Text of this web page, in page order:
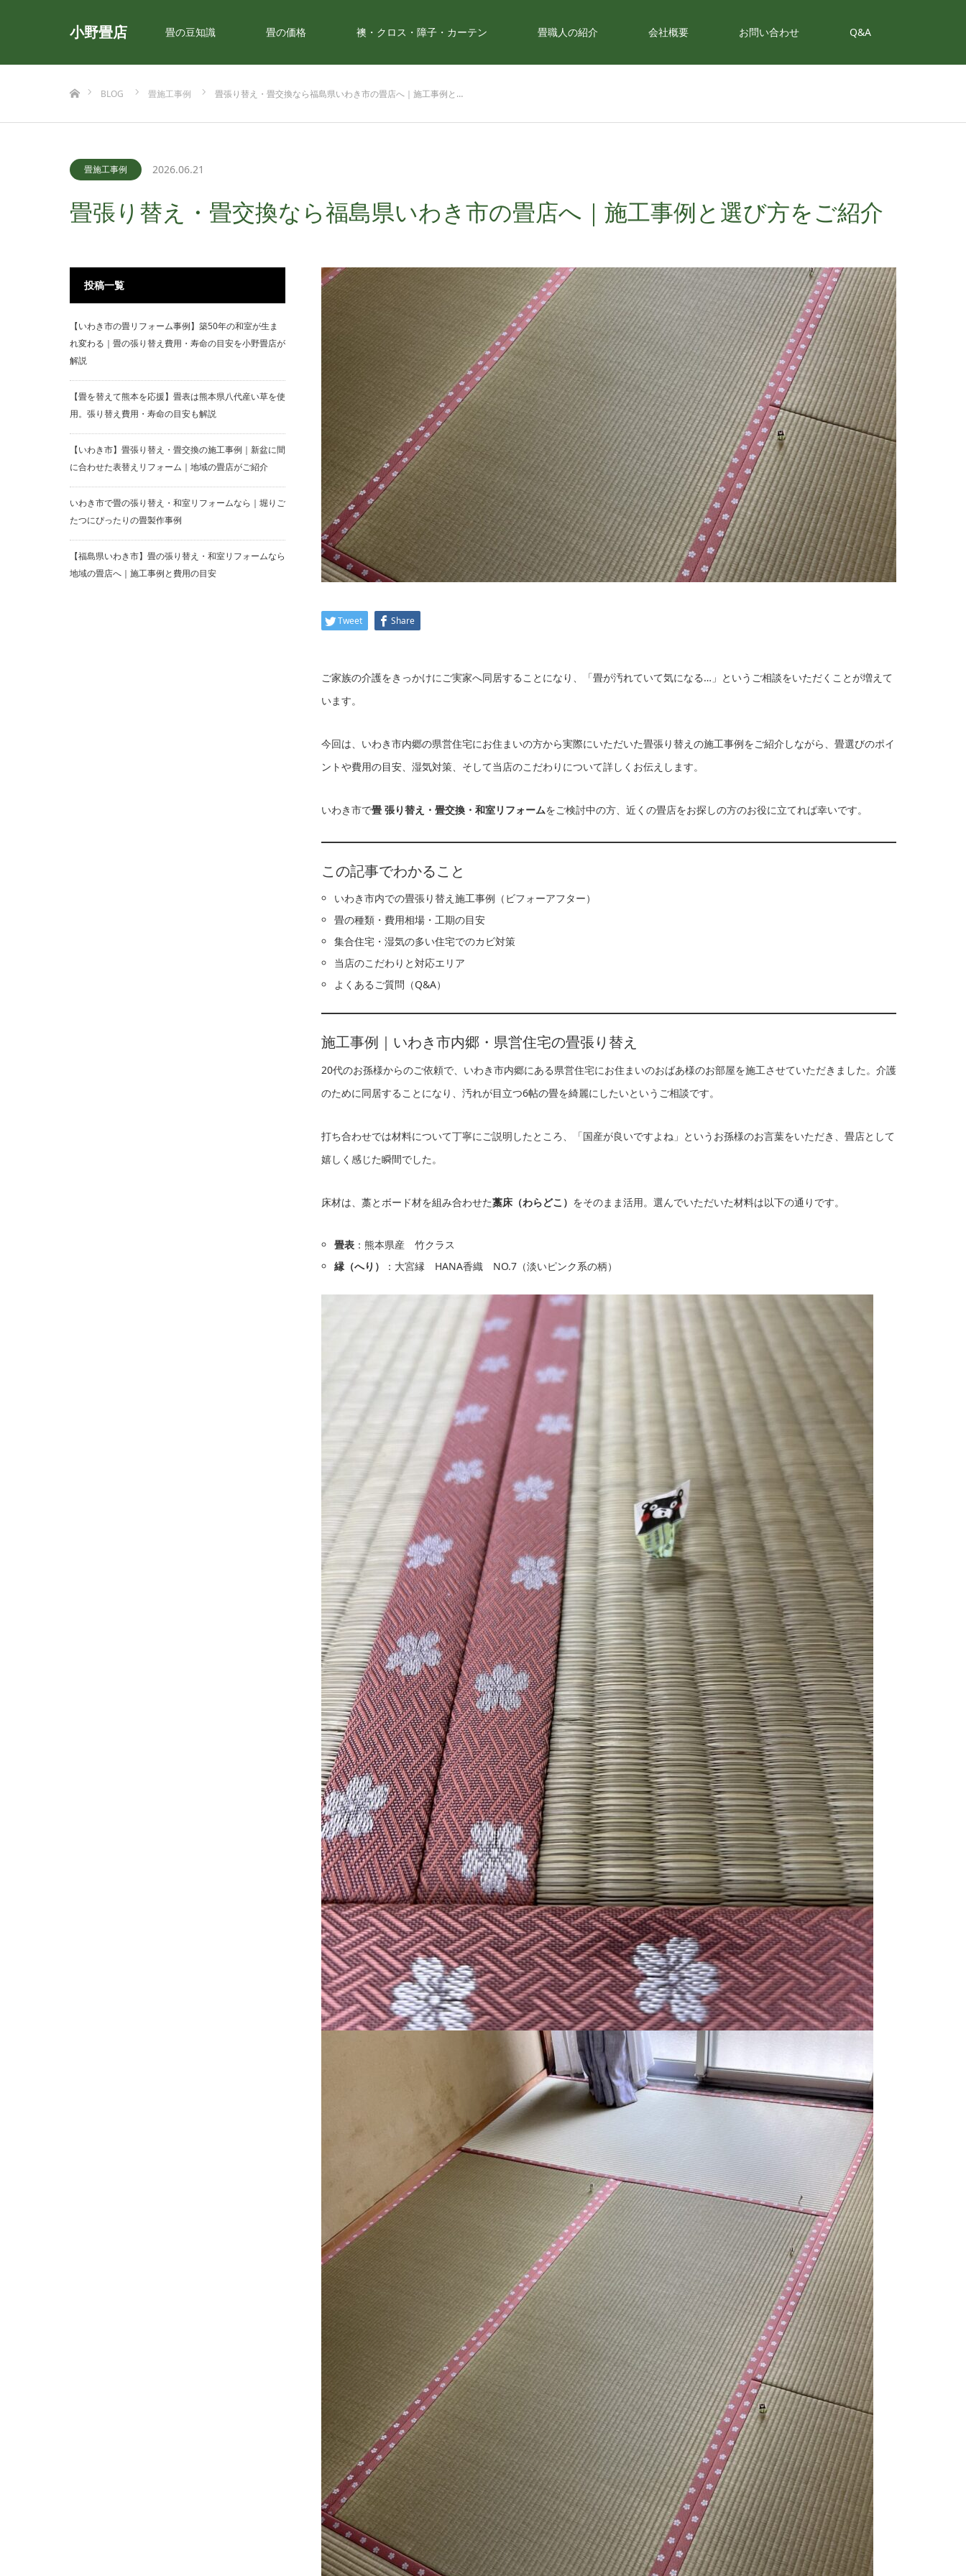
小野畳店 畳の豆知識 畳の価格 襖・クロス・障子・カーテン 畳職人の紹介 会社概要 お問い合わせ Q&A
BLOG
畳施工事例 畳張り替え・畳交換なら福島県いわき市の畳店へ｜施工事例と…
畳施工事例 2026.06.21
畳張り替え・畳交換なら福島県いわき市の畳店へ｜施工事例と選び方をご紹介
Tweet Share
ご家族の介護をきっかけにご実家へ同居することになり、「畳が汚れていて気になる…」というご相談をいただくことが増えて
います。
今回は、いわき市内郷の県営住宅にお住まいの方から実際にいただいた畳張り替えの施工事例をご紹介しながら、畳選びのポイ
ントや費用の目安、湿気対策、そして当店のこだわりについて詳しくお伝えします。
いわき市で畳 張り替え・畳交換・和室リフォームをご検討中の方、近くの畳店をお探しの方のお役に立てれば幸いです。
この記事でわかること
いわき市内での畳張り替え施工事例（ビフォーアフター）
畳の種類・費用相場・工期の目安
集合住宅・湿気の多い住宅でのカビ対策
当店のこだわりと対応エリア
よくあるご質問（Q&A）
施工事例｜いわき市内郷・県営住宅の畳張り替え
20代のお孫様からのご依頼で、いわき市内郷にある県営住宅にお住まいのおばあ様のお部屋を施工させていただきました。介護
のために同居することになり、汚れが目立つ6帖の畳を綺麗にしたいというご相談です。
打ち合わせでは材料について丁寧にご説明したところ、「国産が良いですよね」というお孫様のお言葉をいただき、畳店として
嬉しく感じた瞬間でした。
床材は、藁とボード材を組み合わせた藁床（わらどこ） をそのまま活用。選んでいただいた材料は以下の通りです。
畳表 ：熊本県産 竹クラス
縁（へり）
：大宮縁 HANA香織 NO.7（淡いピンク系の柄）
投稿一覧
【いわき市の畳リフォーム事例】築50年の和室が生ま
れ変わる｜畳の張り替え費用・寿命の目安を小野畳店が
解説
【畳を替えて熊本を応援】畳表は熊本県八代産い草を使
用。張り替え費用・寿命の目安も解説
【いわき市】畳張り替え・畳交換の施工事例｜新盆に間
に合わせた表替えリフォーム｜地域の畳店がご紹介
いわき市で畳の張り替え・和室リフォームなら｜堀りご
たつにぴったりの畳製作事例
【福島県いわき市】畳の張り替え・和室リフォームなら
地域の畳店へ｜施工事例と費用の目安